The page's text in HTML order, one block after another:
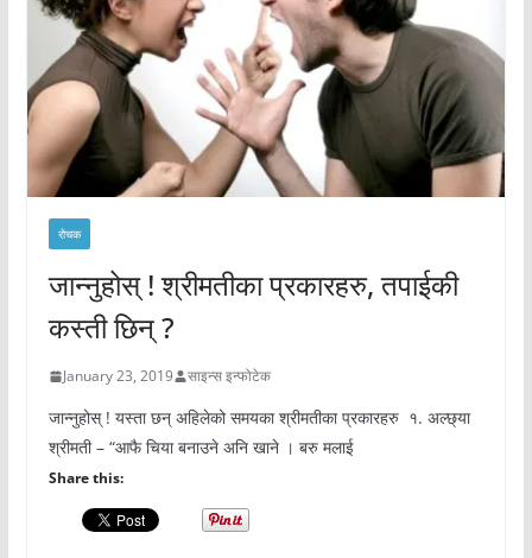
रोचक
जान्नुहोस् ! श्रीमतीका प्रकारहरु, तपाईकी
कस्ती छिन् ?
January 23, 2019 साइन्स इन्फोटेक
जान्नुहोस् ! यस्ता छन् अहिलेको समयका श्रीमतीका प्रकारहरु १. अल्छ्या
श्रीमती – “आफै चिया बनाउने अनि खाने । बरु मलाई
Share this: